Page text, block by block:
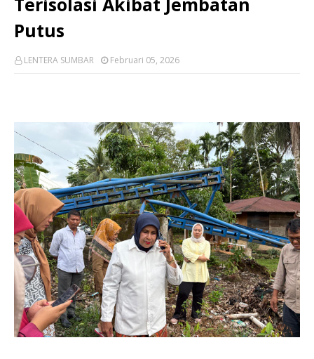
Putus
LENTERA SUMBAR Februari 05, 2026